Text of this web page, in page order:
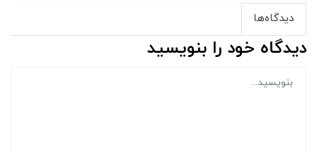
دیدگاه‌ها
دیدگاه خود را بنویسید